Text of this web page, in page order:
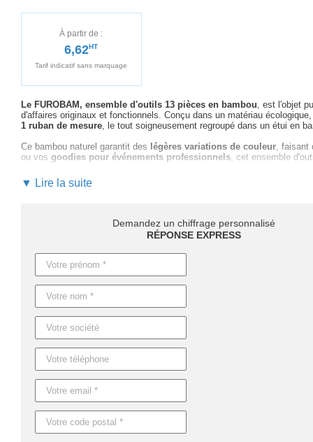
À partir de :
6,62HT
Tarif indicatif sans marquage
Le FUROBAM, ensemble d'outils 13 pièces en bambou, est l'objet
d'affaires originaux et fonctionnels. Conçu dans un matériau
1 ruban de mesure, le tout soigneusement regroupé dans un étui en
Ce bambou naturel garantit des légères variations de couleur, faisant
ou vos goodies pour événements professionnels, cet ensemble
En optant pour la personnalisation de ce produit, vous bénéficiez d'un
vous conseillersur le choix du marquage publicitaire optimal pour
rapide et personnalisé. Vous serez assuré d'un service sur mesure,
Concernant les délais, comptez4 jours ouvrablespour les produits
uneproduction express est possible sur demande
Caractéristiques du produit :
Référence : MO6757
Nom : FUROBAM
Dimensions : 14,3X9,3X3,2CM
▼ Lire la suite
Demandez un chiffrage personnalisé
RÉPONSE EXPRESS